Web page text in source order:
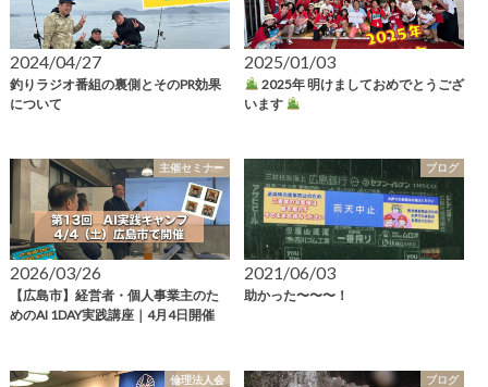
2024/04/27
釣りラジオ番組の裏側とそのPR効果
について
2025/01/03
2025年 明けましておめでとうござ
います
主催セミナー
2026/03/26
【広島市】経営者・個人事業主のた
めのAI 1DAY実践講座｜4月4日開催
ブログ
2021/06/03
助かった〜〜〜！
倫理法人会 ブログ